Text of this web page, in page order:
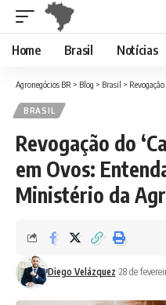
Home Brasil Notícias
Agronegócios BR > Blog > Brasil > Revogação do
BRASIL
Revogação do
em Ovos:
Ministério da
Diego Velázquez 28 de